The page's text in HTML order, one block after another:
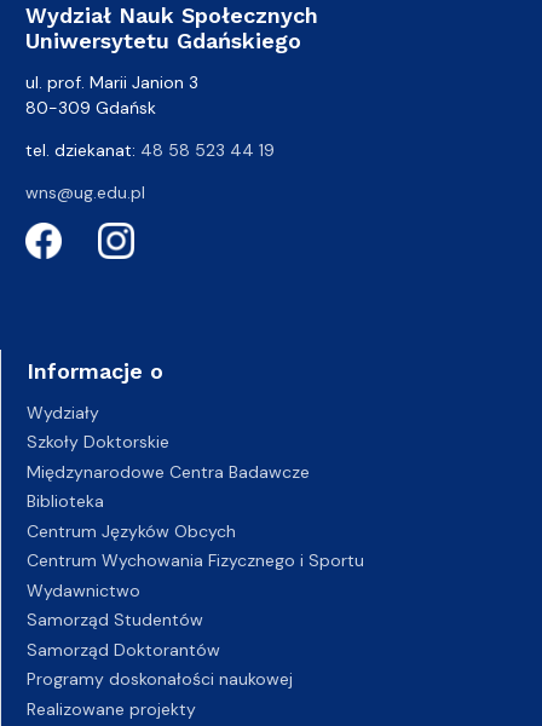
Wydział Nauk Społecznych
Uniwersytetu Gdańskiego
ul. prof. Marii Janion 3
80-309 Gdańsk
tel. dziekanat: 48 58 523 44 19
wns@ug.edu.pl
Informacje o
Wydziały
Szkoły Doktorskie
Międzynarodowe Centra Badawcze
Biblioteka
Centrum Języków Obcych
Centrum Wychowania Fizycznego i Sportu
Wydawnictwo
Samorząd Studentów
Samorząd Doktorantów
Programy doskonałości naukowej
Realizowane projekty